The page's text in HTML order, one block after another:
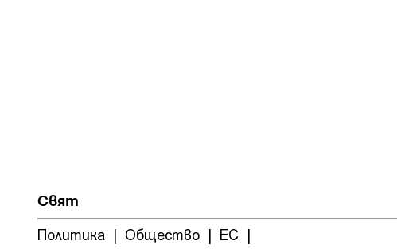
Свят
Политика | Общество | ЕС |